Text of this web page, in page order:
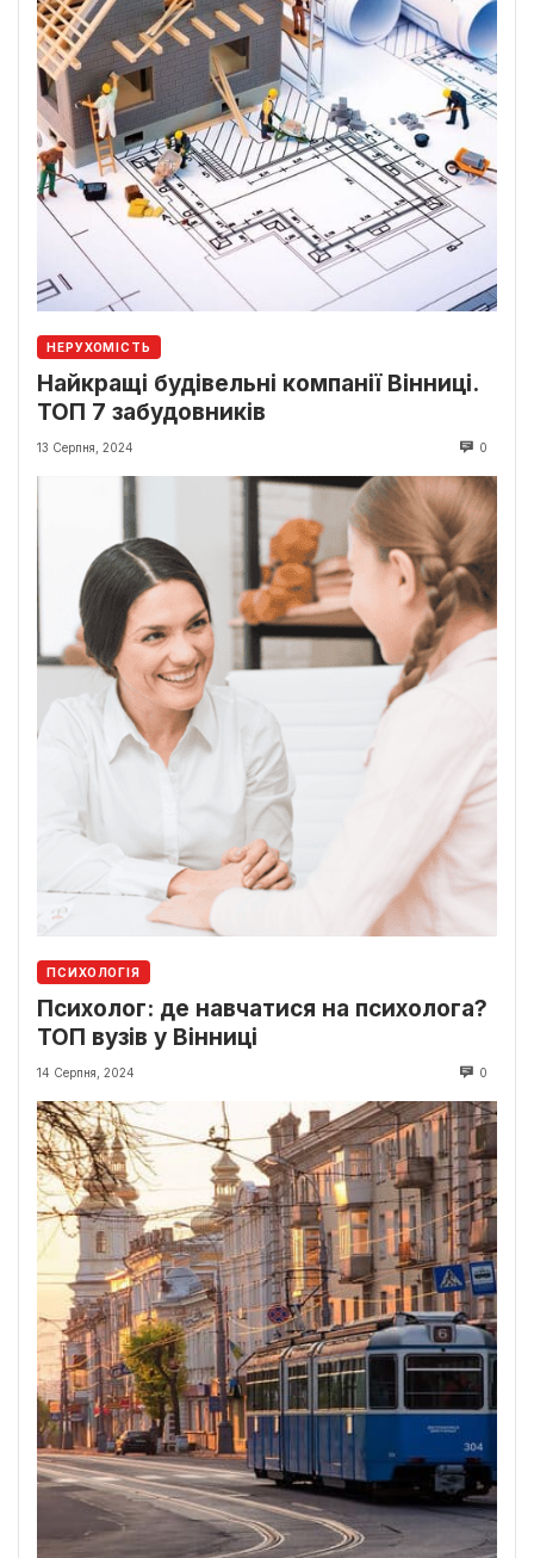
НЕРУХОМІСТЬ
Найкращі будівельні компанії Вінниці.
ТОП 7 забудовників
13 Серпня, 2024 0
ПСИХОЛОГІЯ
Психолог: де навчатися на психолога?
ТОП вузів у Вінниці
14 Серпня, 2024 0